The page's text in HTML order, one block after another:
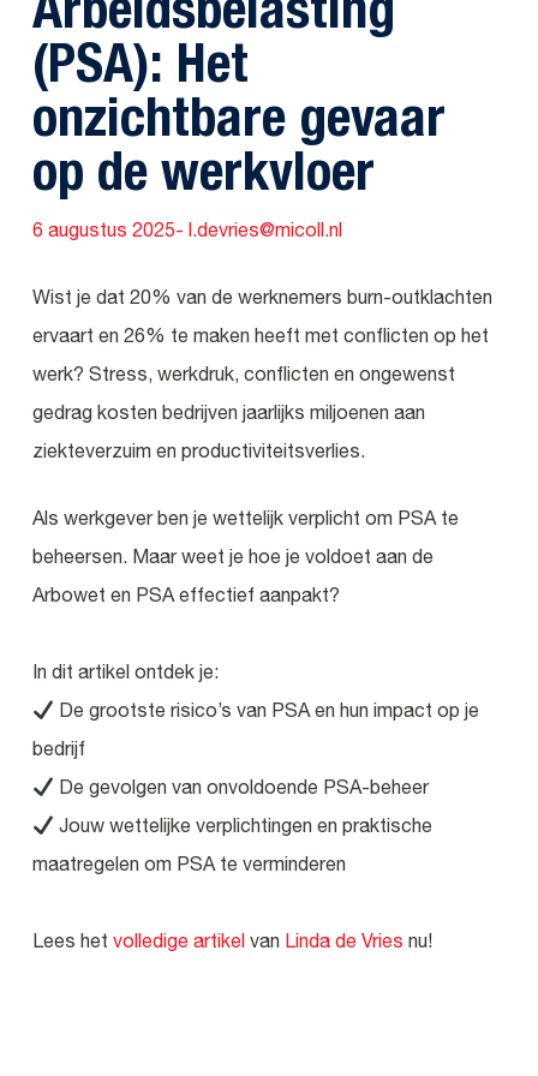
Arbeidsbelasting
(PSA): Het
onzichtbare gevaar
op de werkvloer
6 augustus 2025- l.devries@micoll.nl
Wist je dat 20% van de werknemers burn-outklachten
ervaart en 26% te maken heeft met conflicten op het
werk? Stress, werkdruk, conflicten en ongewenst
gedrag kosten bedrijven jaarlijks miljoenen aan
ziekteverzuim en productiviteitsverlies​.
Als werkgever ben je wettelijk verplicht om PSA te
beheersen. Maar weet je hoe je voldoet aan de
Arbowet en PSA effectief aanpakt?
In dit artikel ontdek je:
De grootste risico’s van PSA en hun impact op je
bedrijf
De gevolgen van onvoldoende PSA-beheer
Jouw wettelijke verplichtingen en praktische
maatregelen om PSA te verminderen
Lees het volledige artikelvan Linda de Vries nu!